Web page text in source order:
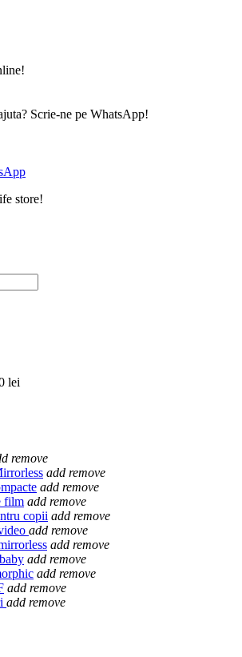
Scrie-ne pe WhatsApp!
store!
lei
remove
add remove
add remove
film add remove
copii add remove
add remove
add remove
add remove
add remove
add remove
add remove